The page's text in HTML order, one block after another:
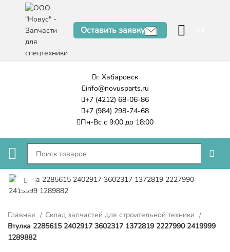
Оставить заявку
г. Хабаровск
info@novusparts.ru
+7 (4212) 68-06-86
+7 (984) 298-74-68
Пн-Вс с 9:00 до 18:00
Нажмите, чтобы увеличить
Главная
Склад запчастей для строительной техники
Втулка 2285615 2402917 3602317 1372819 2227990 2419999
1289882